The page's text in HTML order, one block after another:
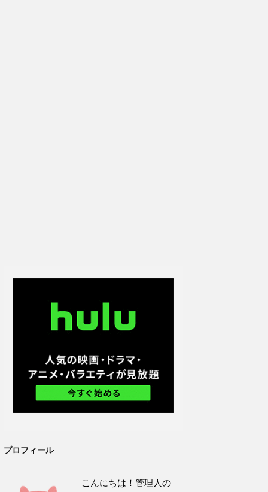
プロフィール
こんにちは！管理人の